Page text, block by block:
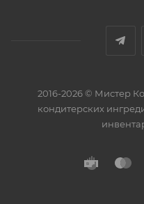
2016-2026 © Мистер
кондитерских